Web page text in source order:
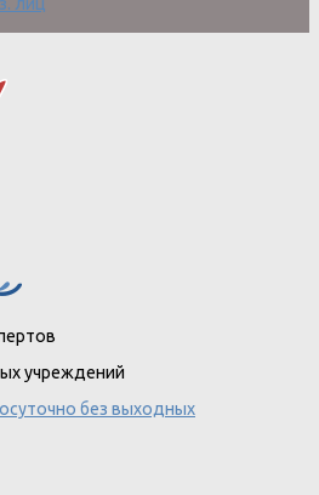
лиц
учреждений
без выходных